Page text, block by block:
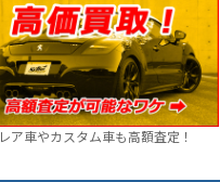
レア車やカスタム車も高額査定！